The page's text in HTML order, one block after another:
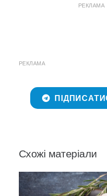
РЕКЛАМА
РЕКЛАМА
Схожі матеріали